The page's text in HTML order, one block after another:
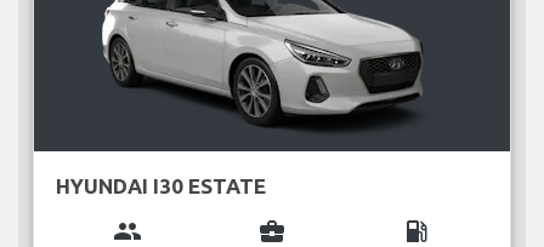
HYUNDAI I30 ESTATE
group business_center local_gas_station